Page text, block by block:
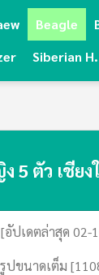
Beagle
Siberian H.
5 ตัว เชีย
ปเดตล่าสุด 02-
ปขนาดเต็ม